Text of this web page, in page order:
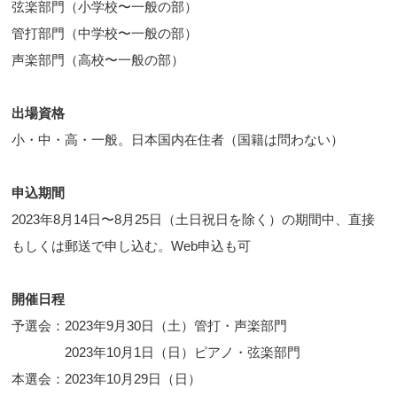
弦楽部門（小学校〜一般の部）
管打部門（中学校〜一般の部）
声楽部門（高校〜一般の部）
出場資格
小・中・高・一般。日本国内在住者（国籍は問わない）
申込期間
2023年8月14日〜8月25日（土日祝日を除く）の期間中、直接
もしくは郵送で申し込む。Web申込も可
開催日程
予選会：2023年9月30日（土）管打・声楽部門
2023年10月1日（日）ピアノ・弦楽部門
本選会：2023年10月29日（日）